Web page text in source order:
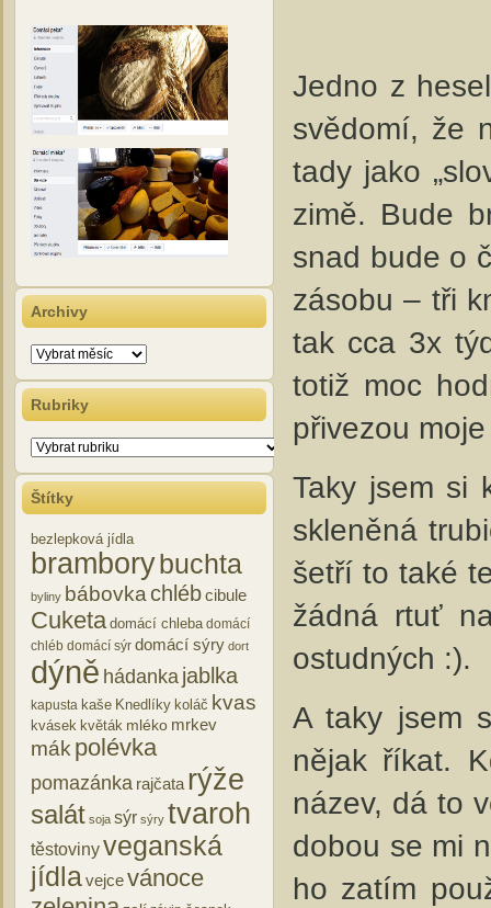
Archivy
Archivy
Rubriky
Rubriky
Štítky
bezlepková jídla
brambory buchta
byliny bábovkachlébcibule
Cuketa domácí chleba domácí
chléb domácí sýr domácí sýry dort
dýně hádanka jablka
kapusta kaše Knedlíky koláč kvas
kvásek květák mléko mrkev
mákpolévka
pomazánka rajčata rýže
salát soja sýr sýry tvaroh
těstovinyveganská
jídlavejcevánoce
Jedno z
svědomí, že
tady jako
zimě. Bude
snad bude o
zásobu – tři
tak cca 3x
totiž moc
přivezou
Taky jsem si
skleněná
šetří to také
žádná rtuť
ostudných :).
A taky jsem
nějak říkat.
název, dá to
dobou se mi
ho zatím